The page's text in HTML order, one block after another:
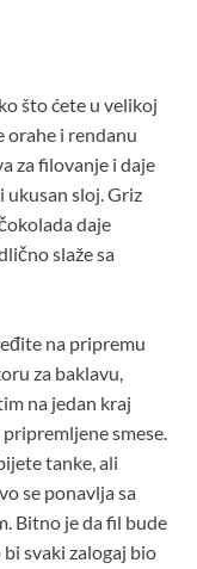
što ćete u velikoj
orahe i rendanu
za filovanje i daje
sloj. Griz
daje
slaže sa
na pripremu
za baklavu,
na jedan kraj
smese.
tanke, ali
se ponavlja sa
Bitno je da fil bude
svaki zalogaj bio